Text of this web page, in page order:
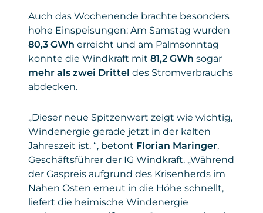
Auch das Wochenende brachte besonders
hohe Einspeisungen: Am Samstag wurden
80,3 GWh erreicht und am Palmsonntag
konnte die Windkraft mit 81,2 GWh sogar
mehr als zwei Drittel des Stromverbrauchs
abdecken.
„Dieser neue Spitzenwert zeigt wie wichtig,
Windenergie gerade jetzt in der kalten
Jahreszeit ist. “, betont Florian Maringer,
Geschäftsführer der IG Windkraft. „Während
der Gaspreis aufgrund des Krisenherds im
Nahen Osten erneut in die Höhe schnellt,
liefert die heimische Windenergie